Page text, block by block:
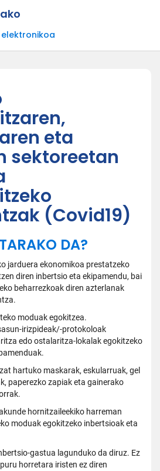
elektronikoa
eta
sektoreetan
(Covid19)
DA?
jarduera ekonomikoa prestatzeko
diren inbertsio eta ekipamendu, bai
beharrezkoak diren azterlanak
moduak egokitzea.
irizpideak/-protokoloak
edo ostalaritza-lokalak egokitzeko
hartuko maskarak, eskularruak, gel
paperezko zapiak eta gainerako
hornitzaileekiko harreman
moduak egokitzeko inbertsioak eta
gastua lagunduko da diruz. Ez
horretara iristen ez diren